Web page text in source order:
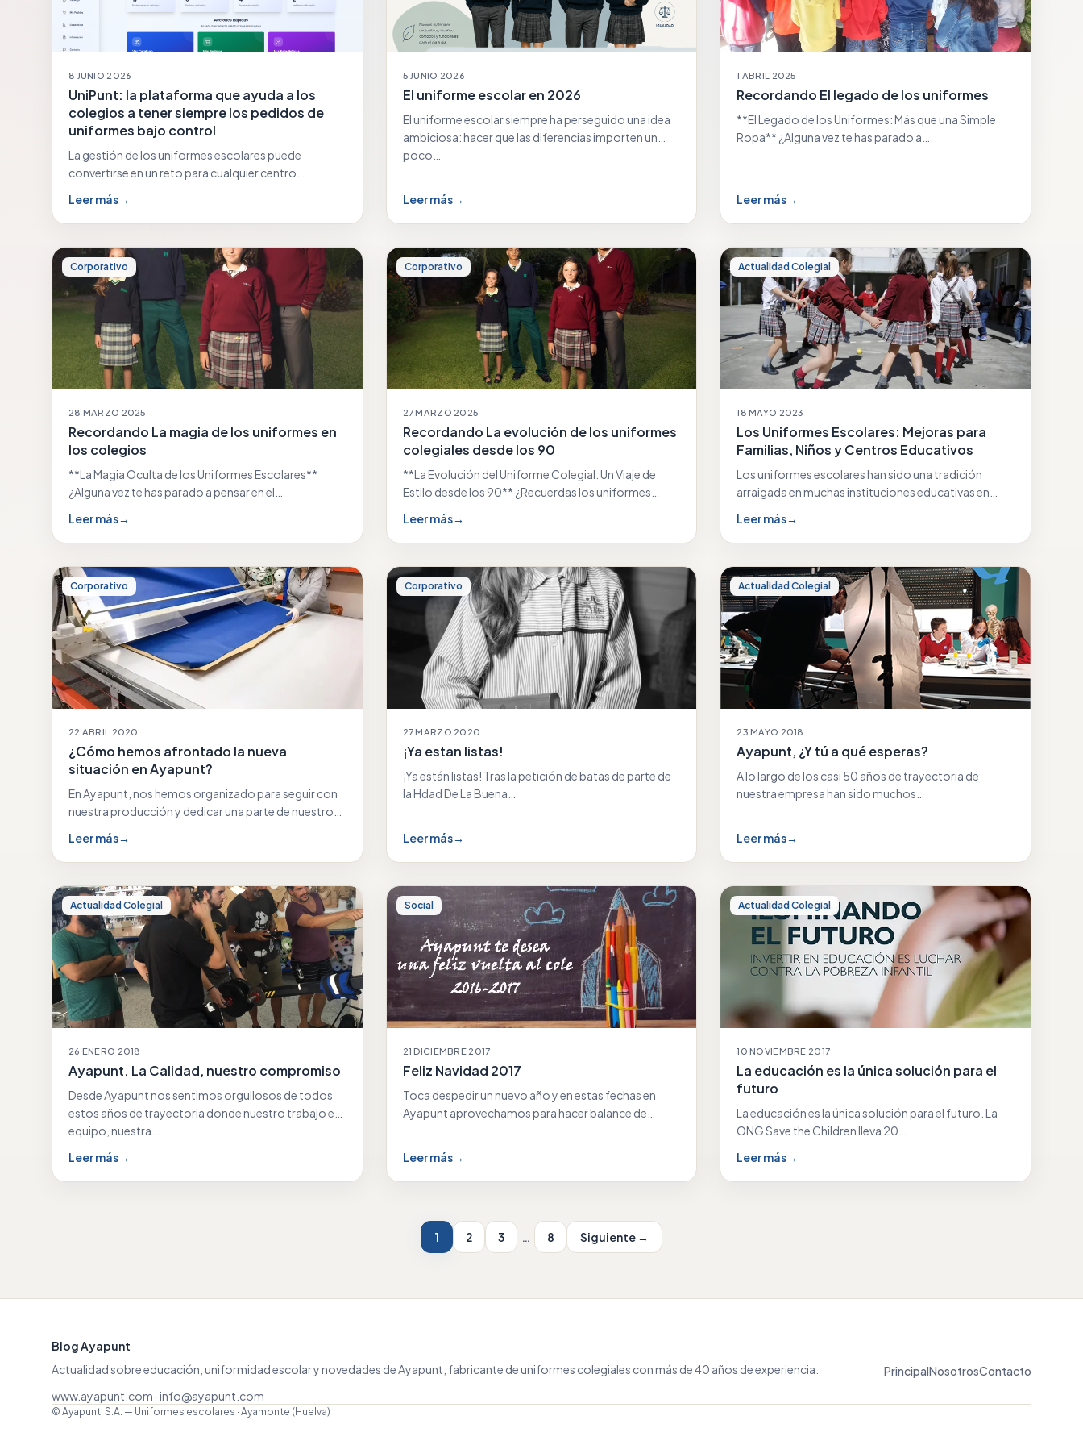
8 JUNIO 2026
UniPunt: la plataforma que ayuda a los
colegios a tener siempre los pedidos de
uniformes bajo control
La gestión de los uniformes escolares puede
convertirse en un reto para cualquier centro
Leer más→
5 JUNIO 2026
El uniforme escolar en 2026
El uniforme escolar siempre ha perseguido una idea
ambiciosa: hacer que las diferencias importen un
poco…
Leer más→
1 ABRIL 2025
Recordando El legado de los uniformes
**El Legado de los Uniformes: Más que una Simple
Ropa** ¿Alguna vez te has parado a…
Leer más→
Corporativo
28 MARZO 2025
Recordando La magia de los uniformes en
los colegios
**La Magia Oculta de los Uniformes Escolares**
¿Alguna vez te has parado a pensar en el…
Leer más→
Corporativo
27 MARZO 2025
Recordando La evolución de los uniformes
colegiales desde los 90
**La Evolución del Uniforme Colegial: Un Viaje de
Estilo desde los 90** ¿Recuerdas los uniformes
Leer más→
Actualidad Colegial
18 MAYO 2023
Los Uniformes Escolares: Mejoras para
Familias, Niños y Centros Educativos
Los uniformes escolares han sido una tradición
arraigada en muchas instituciones educativas en
Leer más→
Corporativo
22 ABRIL 2020
¿Cómo hemos afrontado la nueva
situación en Ayapunt?
En Ayapunt, nos hemos organizado para seguir con
nuestra producción y dedicar una parte de nuestro…
Leer más→
Corporativo
27 MARZO 2020
¡Ya estan listas!
¡Ya están listas! Tras la petición de batas de parte de
la Hdad De La Buena…
Leer más→
Actualidad Colegial
23 MAYO 2018
Ayapunt, ¿Y tú a qué esperas?
A lo largo de los casi 50 años de trayectoria de
nuestra empresa han sido muchos…
Leer más→
Actualidad Colegial
26 ENERO 2018
Ayapunt. La Calidad, nuestro compromiso
Desde Ayapunt nos sentimos orgullosos de todos
estos años de trayectoria donde nuestro trabajo en
equipo, nuestra…
Leer más→
Social
21 DICIEMBRE 2017
Feliz Navidad 2017
Toca despedir un nuevo año y en estas fechas en
Ayapunt aprovechamos para hacer balance de…
Leer más→
Actualidad Colegial
10 NOVIEMBRE 2017
La educación es la única solución para el
futuro
La educación es la única solución para el futuro. La
ONG Save the Children lleva 20…
Leer más→
1 2 3 8 Siguiente →
Blog Ayapunt
Actualidad sobre educación, uniformidad escolar y novedades de Ayapunt, fabricante de uniformes colegiales con más de 40 años de experiencia.
www.ayapunt.com ·info@ayapunt.com
PrincipalNosotrosContacto
© Ayapunt, S.A. — Uniformes escolares · Ayamonte (Huelva)